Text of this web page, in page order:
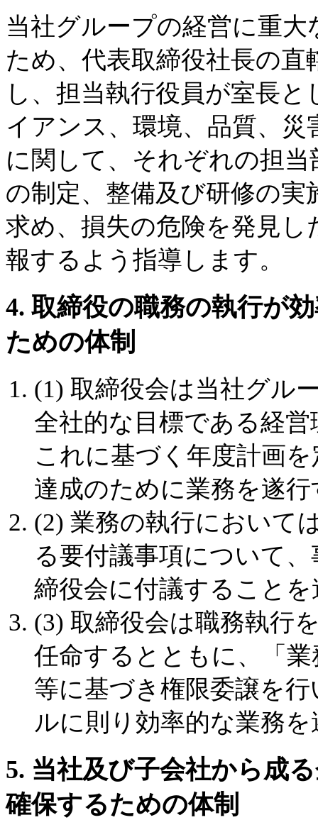
当社グループの経営に重
ため、代表取締役社長の
し、担当執行役員が室長
イアンス、環境、品質、
に関して、それぞれの担
の制定、整備及び研修の
求め、損失の危険を発見
報するよう指導します。
4. 取締役の職務の執行が
ための体制
(1) 取締役会は当社グル
全社的な目標である経
これに基づく年度計画
達成のために業務を遂
(2) 業務の執行において
る要付議事項について
締役会に付議すること
(3) 取締役会は職務執行
任命するとともに、「
等に基づき権限委譲を
ルに則り効率的な業務
5. 当社及び子会社から成
確保するための体制